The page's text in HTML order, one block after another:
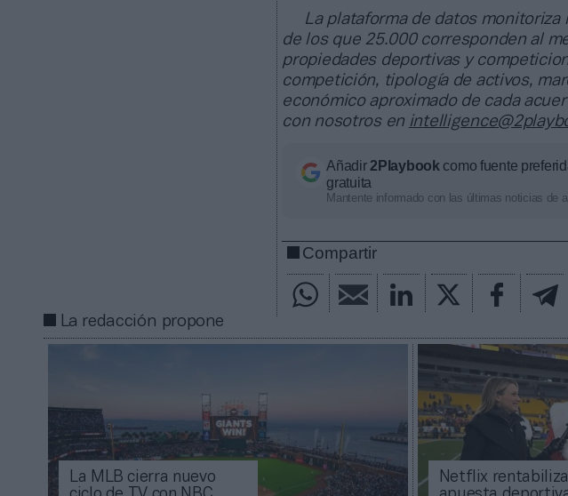
La plataforma de datos
de los que 25.000 corresponden al
propiedades deportivas y
competición, tipología de activos,
económico aproximado de cada
con nosotros en
Añadir2Playbook como fuente
gratuita
Mantente informado con las últimas noticias de
Compartir
La redacción propone
La MLB cierra nuevo
Netflix